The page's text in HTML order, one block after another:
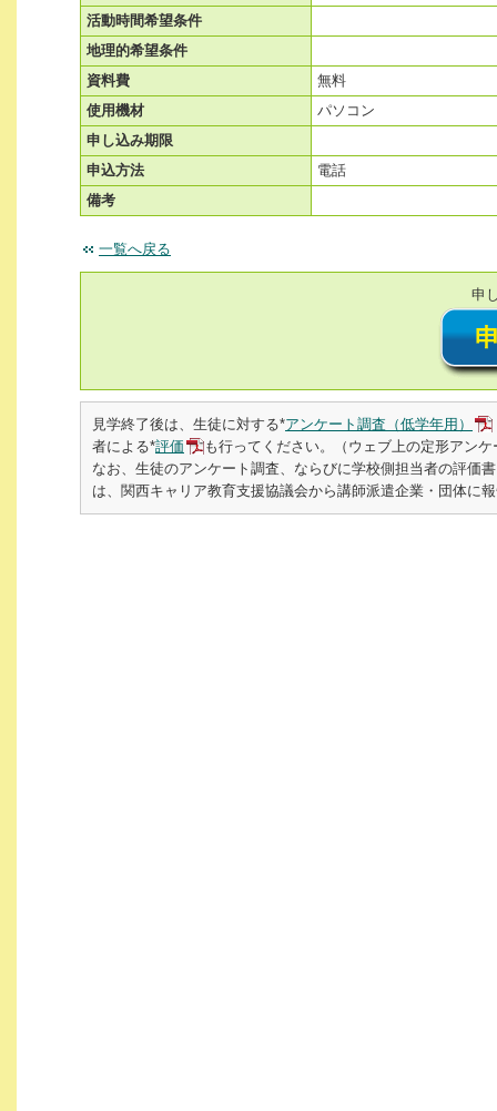
活動時間希望条件
地理的希望条件
資料費
無料
使用機材
パソコン
申し込み期限
申込方法
電話
備考
一覧へ戻る
申
見学終了後は、生徒に対する*アンケート調査（低学年用）
者による*評価
も行ってください。（ウェブ上の定形アン
なお、生徒のアンケート調査、ならびに学校側担当者の評価
は、関西キャリア教育支援協議会から講師派遣企業・団体に